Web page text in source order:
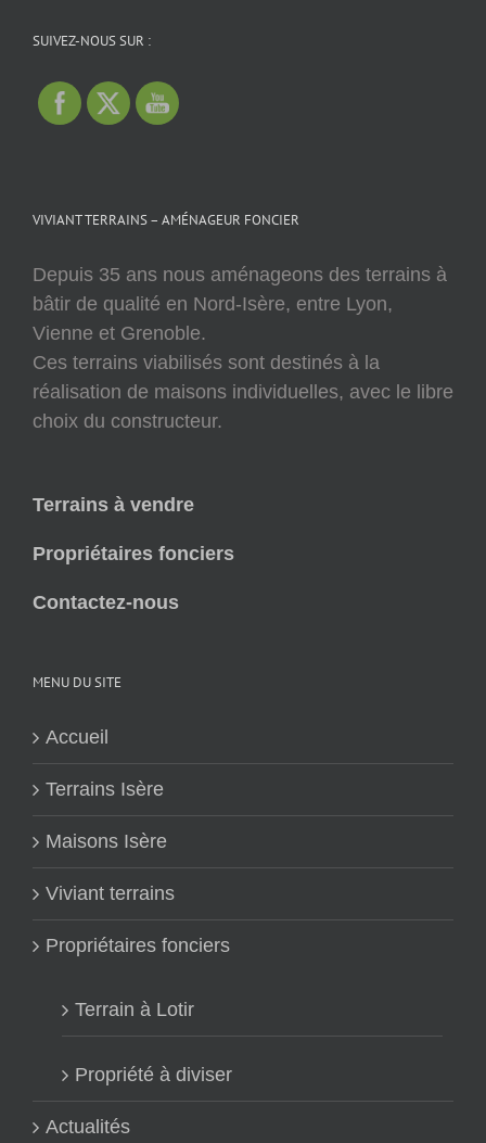
SUIVEZ-NOUS SUR :
VIVIANT TERRAINS – AMÉNAGEUR FONCIER
Depuis 35 ans nous aménageons des terrains à
bâtir de qualité en Nord-Isère, entre Lyon,
Vienne et Grenoble.
Ces terrains viabilisés sont destinés à la
réalisation de maisons individuelles, avec le libre
choix du constructeur.
Terrains à vendre
Propriétaires fonciers
Contactez-nous
MENU DU SITE
Accueil
Terrains Isère
Maisons Isère
Viviant terrains
Propriétaires fonciers
Terrain à Lotir
Propriété à diviser
Actualités